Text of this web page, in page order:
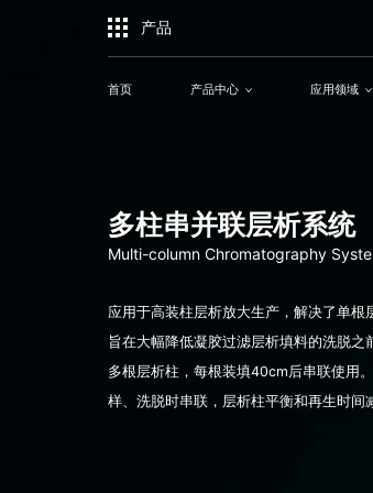
产品
首页 产品中心 应用领域
多柱串并联层析系统
Multi-column Chromatography
应用于高装柱层析放大生产，解决了单根
旨在大幅降低凝胶过滤层析填料的洗脱
多根层析柱，每根装填40cm后串联使用
样、洗脱时串联，层析柱平衡和再生时间